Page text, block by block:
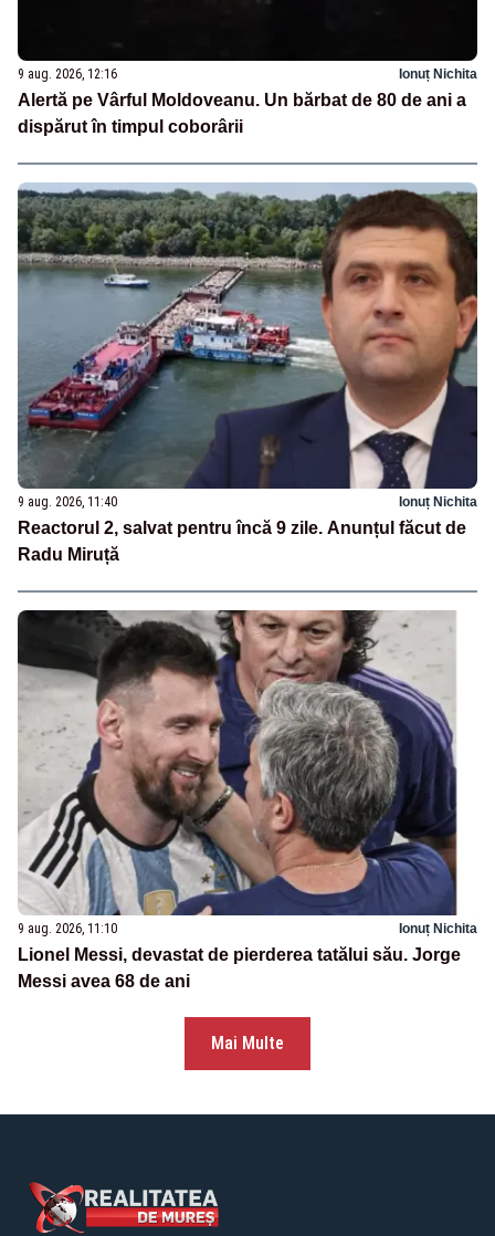
9 aug. 2026, 12:16 Ionuț Nichita
Alertă pe Vârful Moldoveanu. Un bărbat de 80 de ani a
dispărut în timpul coborârii
9 aug. 2026, 11:40 Ionuț Nichita
Reactorul 2, salvat pentru încă 9 zile. Anunțul făcut de
Radu Miruță
9 aug. 2026, 11:10 Ionuț Nichita
Lionel Messi, devastat de pierderea tatălui său. Jorge
Messi avea 68 de ani
Mai Multe